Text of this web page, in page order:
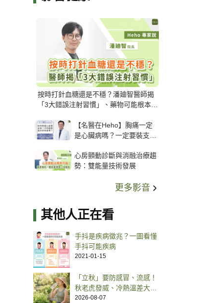
按時打針血糖還是不穩？潘廸智醫師揭
「3大錯誤注射習慣」、藥物可能根本沒
【名醫在Heho】胸痛一定
是心臟病嗎？一定要裝支
解析支架種類、風險與選擇
關鍵
心房顫動診斷與消融治療趨
勢：雙能量技術發展
更多影音
其他人正在看
手抖是疾病徵兆？一圖看懂
手抖可能疾病
2021-01-15
「立秋」要防感冒、流感！
秋老虎發威、冷熱溫差大，
中醫推預防 5 方法
2026-08-07